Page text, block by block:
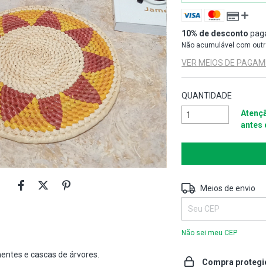
e cascas de árvores.
10% de desconto
Não acumulável com
VER MEIOS DE
QUANTIDADE
antes
Entregas para o CEP:
Meios de envio
Não sei meu CEP
Compra